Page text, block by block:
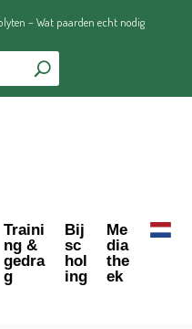
– Wat paarden echt nodig
Traini
ng &
gedra
g
Bij
sc
hol
ing
Me
dia
the
ek